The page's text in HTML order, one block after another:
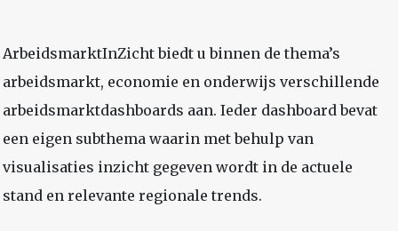
ArbeidsmarktInZicht biedt u binnen de thema’s
arbeidsmarkt, economie en onderwijs verschillende
arbeidsmarktdashboards aan. Ieder dashboard bevat
een eigen subthema waarin met behulp van
visualisaties inzicht gegeven wordt in de actuele
stand en relevante regionale trends.